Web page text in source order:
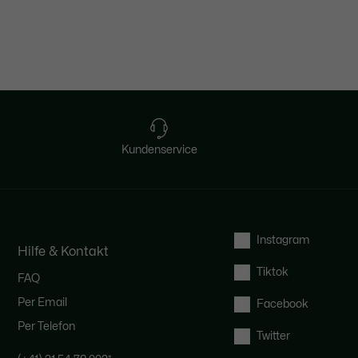
Kundenservice
Hilfe & Kontakt
FAQ
Per Email
Per Telefon
Instagram
Tiktok
Facebook
Twitter